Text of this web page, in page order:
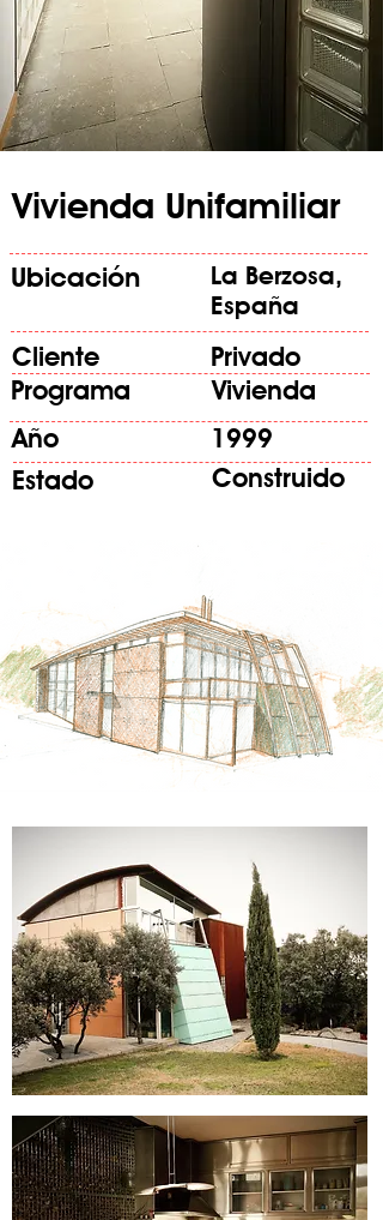
Vivienda Unifamiliar
Ubicación
La Berzosa,
España
Cliente
Privado
Vivienda
Programa
1999
Año
Estado
Construido